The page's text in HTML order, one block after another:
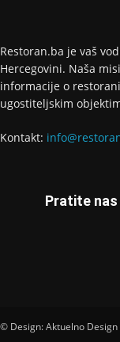
Restoran.ba je vaš
Hercegovini. Naša
informacije o
ugostiteljskim
Kontakt:
Pratite
© Design: Aktuelno Design